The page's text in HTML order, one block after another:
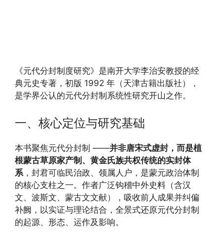
《元代分封制度研究》是南开大学李治安教授的经
典元史专著，初版 1992 年（天津古籍出版社），
是学界公认的元代分封制系统性研究开山之作。
一、核心定位与研究基础
本书聚焦元代分封制 ——并非唐宋式虚封，而是植
根蒙古草原家产制、黄金氏族共权传统的实封体
系，封君可临民治政、领属人户，是蒙元政治体制
的核心支柱之一。作者广泛钩稽中外史料（含汉
文、波斯文、蒙古文文献），吸收前人成果并纠偏
补阙，以实证与理论结合，全景式还原元代分封制
的起源、形态、运作及影响。